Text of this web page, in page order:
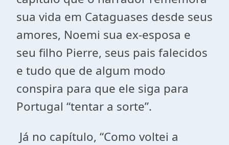
sua vida em Cataguases desde seus
amores, Noemi sua ex-esposa e
seu filho Pierre, seus pais falecidos
e tudo que de algum modo
conspira para que ele siga para
Portugal “tentar a sorte”.
Já no capítulo, “Como voltei a